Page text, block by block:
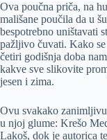
Ova poučna priča, na
mališane poučila da u
bespotrebno uništavati
pažljivo čuvati. Kako
četiri godišnja doba
kakve sve slikovite
jesen i zima.
Ovu svakako
u njoj glume: Krešo
Lakoš, dok je autorica